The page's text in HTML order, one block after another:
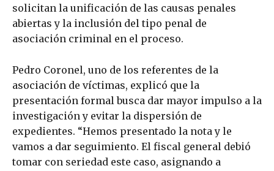
solicitan la unificación de las causas penales
abiertas y la inclusión del tipo penal de
asociación criminal en el proceso.
Pedro Coronel, uno de los referentes de la
asociación de víctimas, explicó que la
presentación formal busca dar mayor impulso a la
investigación y evitar la dispersión de
expedientes. “Hemos presentado la nota y le
vamos a dar seguimiento. El fiscal general debió
tomar con seriedad este caso, asignando a